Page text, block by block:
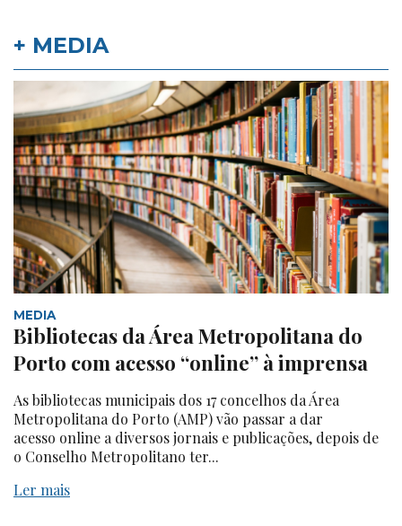
+ MEDIA
MEDIA
Bibliotecas da Área Metropolitana do
Porto com acesso “online” à imprensa
As bibliotecas municipais dos 17 concelhos da Área
Metropolitana do Porto (AMP) vão passar a dar
acesso online a diversos jornais e publicações, depois de
o Conselho Metropolitano ter...
Ler mais